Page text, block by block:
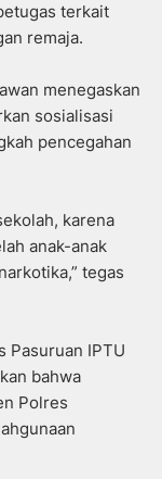
terkait
remaja.
menegaskan
sosialisasi
pencegahan
karena
anak-anak
tegas
Pasuruan IPTU
bahwa
Polres